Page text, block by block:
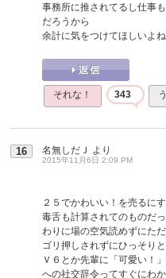
事務所に推されてるし仕事
だろうから
余計に気をつけてほしいよね
それな！ 343
16 名無しだＪ より
2015年11月6日 2:09 PM
２５でかわいい！を売るに
毒舌も計算されてのものだ
わりに場の空気読めずにた
ゴリ押しされずにひっそり
Ｖ６とか先輩に「可愛い！
への社交辞令ってすぐにわか